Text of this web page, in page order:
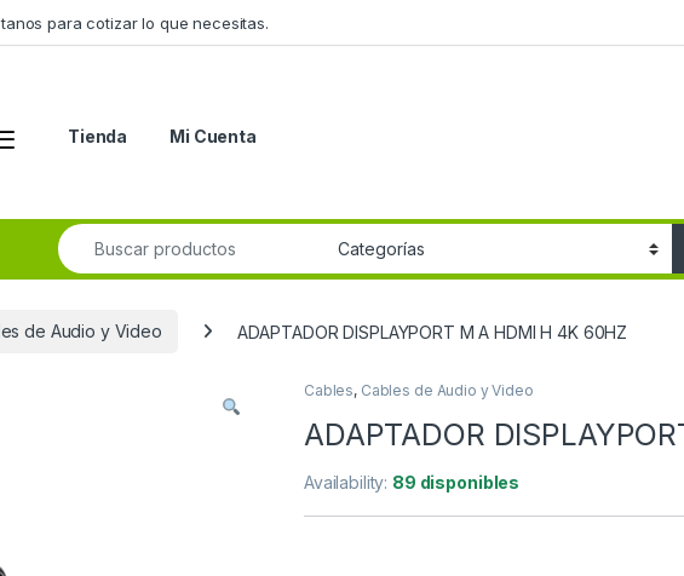
para cotizar lo que necesitas.
Tienda Mi Cuenta
Search for:
de Audio y Video ADAPTADOR DISPLAYPORT M A HDMI H 4K 60HZ
Cables, Cables de Audio y Video
ADAPTADOR
Availability: 89 disponibles